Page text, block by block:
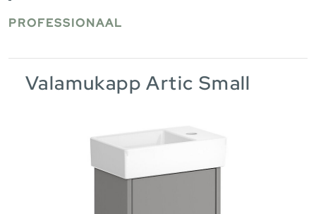
PROFESSIONAAL
Valamukapp Artic Small